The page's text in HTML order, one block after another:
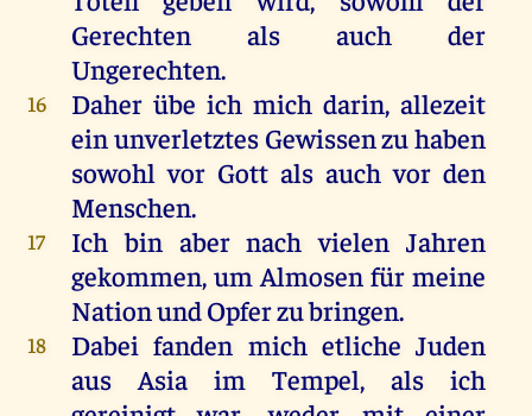
Gerechten
als auch
der
Ungerechten.
16 Daher übe ich mich darin,allezeit
einunverletztes Gewissenzuhaben
sowohl vor Gott als auch vor den
Menschen.
17 Ich bin aber nach vielen Jahren
gekommen, um Almosen für meine
NationundOpferzubringen.
18 Dabei fanden mich etliche Juden
ausAsia im Tempel,als
ich